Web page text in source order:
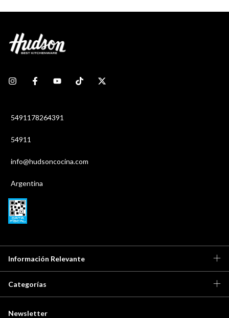
5491178264391
54911
info@hudsoncocina.com
Argentina
Información Relevante
Categorías
Newsletter